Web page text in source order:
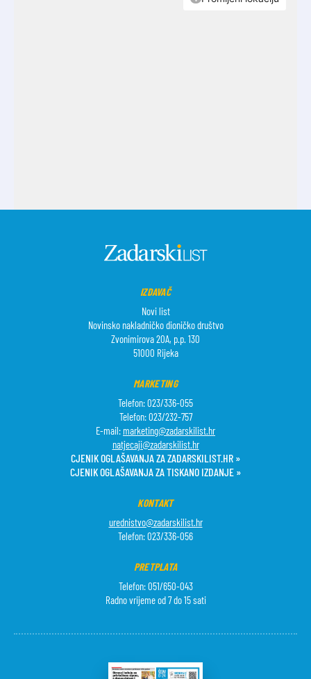
IZDAVAČ
Novi list
Novinsko nakladničko dioničko društvo
Zvonimirova 20A, p.p. 130
51000 Rijeka
MARKETING
Telefon: 023/336-055
Telefon: 023/232-757
E-mail: marketing@zadarskilist.hr
natjecaji@zadarskilist.hr
CJENIK OGLAŠAVANJA ZA ZADARSKILIST.HR »
CJENIK OGLAŠAVANJA ZA TISKANO IZDANJE »
KONTAKT
urednistvo@zadarskilist.hr
Telefon: 023/336-056
PRETPLATA
Telefon: 051/650-043
Radno vrijeme od 7 do 15 sati